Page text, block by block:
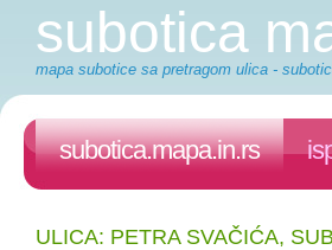
subotica
mapa subotice sa pretragom ulica -
subotica.mapa.in.rs
ULICA: PETRA SVAČIĆA,